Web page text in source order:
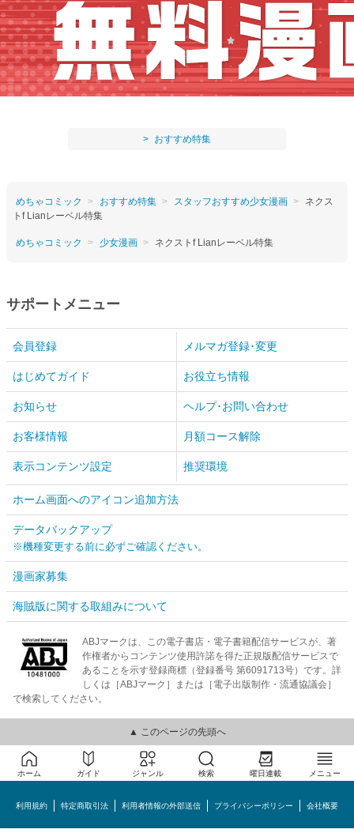
おすすめ特集
めちゃコミック おすすめ特集 スタッフおすすめ少女漫画
ネクス
トf Lianレーベル特集
めちゃコミック 少女漫画 ネクストf Lianレーベル特集
サポートメニュー
会員登録 メルマガ登録･変更
はじめてガイド お役立ち情報
お知らせ ヘルプ･お問い合わせ
お客様情報 月額コース解除
表示コンテンツ設定 推奨環境
ホーム画面へのアイコン追加方法
データバックアップ
※機種変更する前に必ずご確認ください。
漫画家募集
海賊版に関する取組みについて
ABJマークは、この電子書店・電子書籍配信サービスが、著
作権者からコンテンツ使用許諾を得た正規版配信サービスで
あることを示す登録商標（登録番号 第6091713号）です。詳
しくは［ABJマーク］または［電子出版制作・流通協議会］
で検索してください。
▲ このページの先頭へ
ホーム ガイド ジャンル 検索 曜日連載 メニュー
利用規約 特定商取引法 利用者情報の外部送信 プライバシーポリシー 会社概要